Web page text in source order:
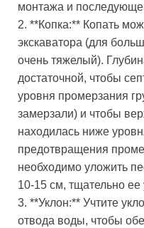
монтажа и
2. **Копка:** Копать
экскаватора (для
очень тяжелый).
достаточной, чтобы
уровня промерзания
замерзали) и чтобы
находилась ниже
предотвращения
необходимо уложить
10-15 см, тщательно ее
3. **Уклон:** Учтите
отвода воды, чтобы